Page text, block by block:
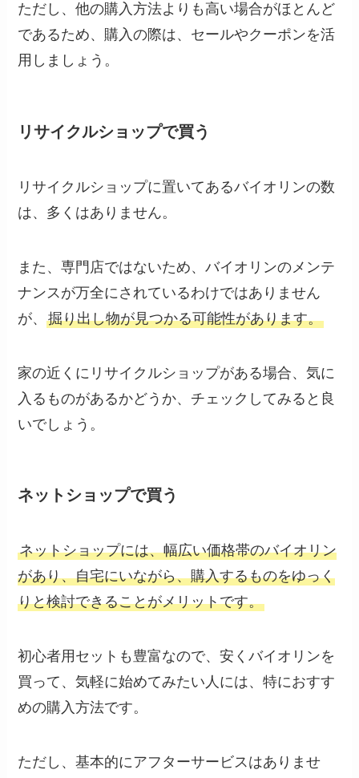
ただし、他の購入方法よりも高い場合がほとんど
であるため、購入の際は、セールやクーポンを活
用しましょう。
リサイクルショップで買う
リサイクルショップに置いてあるバイオリンの数
は、多くはありません。
また、専門店ではないため、バイオリンのメンテ
ナンスが万全にされているわけではありません
が、掘り出し物が見つかる可能性があります。
家の近くにリサイクルショップがある場合、気に
入るものがあるかどうか、チェックしてみると良
いでしょう。
ネットショップで買う
ネットショップには、幅広い価格帯のバイオリン
があり、自宅にいながら、購入するものをゆっく
りと検討できることがメリットです。
初心者用セットも豊富なので、安くバイオリンを
買って、気軽に始めてみたい人には、特におすす
めの購入方法です。
ただし、基本的にアフターサービスはありませ